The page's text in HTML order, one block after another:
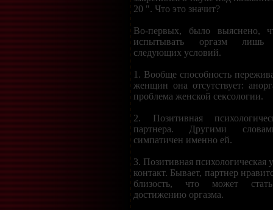
20 ". Что это значит?
Во-первых, было выяснено,
испытывать оргазм
следующих условий.
1. Вообще способность
женщин она отсутствует:
проблема женской сексологии.
2. Позитивная
партнера. Другими
симпатичен именно ей.
3. Позитивная психологическая
контакт. Бывает, партнер
близость, что может
достижению оргазма.